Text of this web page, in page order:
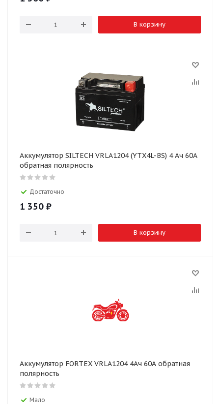
В корзину
Аккумулятор SILTECH VRLA1204 (YTX4L-BS) 4 Ач 60А
обратная полярность
Достаточно
1 350 ₽
В корзину
Аккумулятор FORTEX VRLA1204 4Ач 60А обратная
полярность
Мало